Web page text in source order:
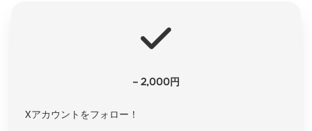
– 2,000円
Xアカウントをフォロー！